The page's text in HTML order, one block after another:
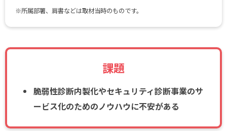
※所属部署、肩書などは取材当時のものです。
課題
脆弱性診断内製化やセキュリティ診断事業のサ
ービス化のためのノウハウに不安がある